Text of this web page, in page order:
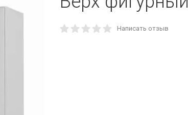
Написать отзыв